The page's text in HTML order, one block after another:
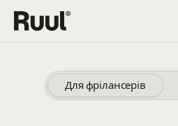
Головна Ruul
Для фрілансерів